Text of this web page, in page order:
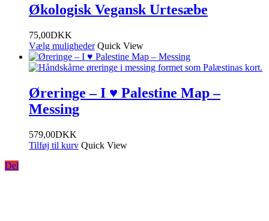
Økologisk Vegansk Urtesæbe
75,00DKK
Vælg muligheder Quick View
Øreringe – I ♥ Palestine Map –
Messing
579,00DKK
Tilføj til kurv Quick View
Del